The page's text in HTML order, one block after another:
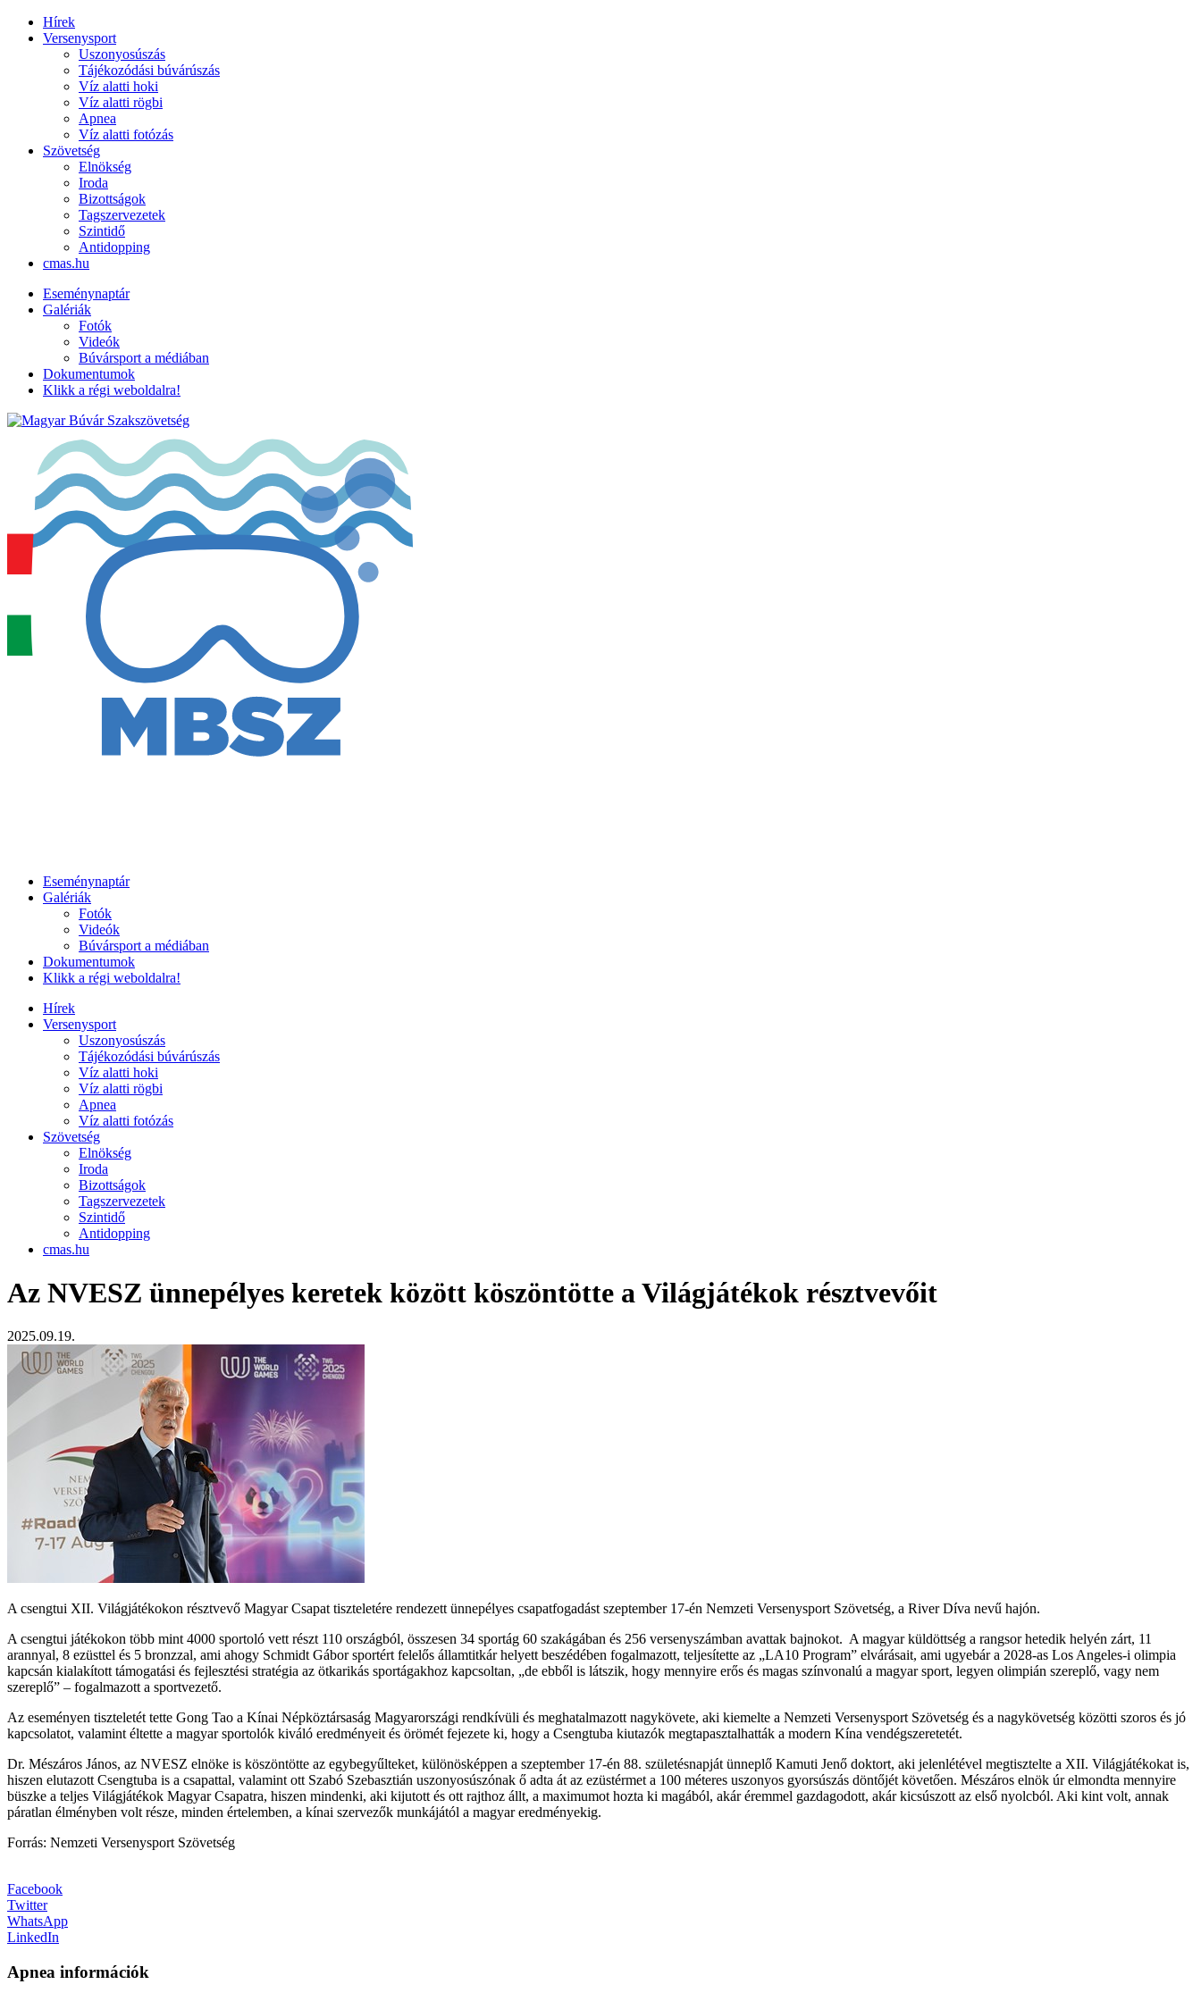
Hírek
Versenysport
Uszonyosúszás
Tájékozódási búvárúszás
Víz alatti hoki
Víz alatti rögbi
Apnea
Víz alatti fotózás
Szövetség
Elnökség
Iroda
Bizottságok
Tagszervezetek
Szintidő
Antidopping
cmas.hu
Eseménynaptár
Galériák
Fotók
Videók
Búvársport a médiában
Dokumentumok
Klikk a régi weboldalra!
Eseménynaptár
Galériák
Fotók
Videók
Búvársport a médiában
Dokumentumok
Klikk a régi weboldalra!
Hírek
Versenysport
Uszonyosúszás
Tájékozódási búvárúszás
Víz alatti hoki
Víz alatti rögbi
Apnea
Víz alatti fotózás
Szövetség
Elnökség
Iroda
Bizottságok
Tagszervezetek
Szintidő
Antidopping
cmas.hu
Az NVESZ ünnepélyes keretek között köszöntötte a Világjátékok résztvevőit
2025.09.19.
A csengtui XII. Világjátékokon résztvevő Magyar Csapat tiszteletére rendezett ünnepélyes csapatfogadást szeptember 17-én Nemzeti Versenysport Szövetség, a River Díva nevű hajón.
A csengtui játékokon több mint 4000 sportoló vett részt 110 országból, összesen 34 sportág 60 szakágában és 256 versenyszámban avattak bajnokot. A magyar küldöttség a rangsor hetedik helyén zárt, 11
arannyal, 8 ezüsttel és 5 bronzzal, ami ahogy Schmidt Gábor sportért felelős államtitkár helyett beszédében fogalmazott, teljesítette az „LA10 Program” elvárásait, ami ugyebár a 2028-as Los Angeles-i olimpia
kapcsán kialakított támogatási és fejlesztési stratégia az ötkarikás sportágakhoz kapcsoltan, „de ebből is látszik, hogy mennyire erős és magas színvonalú a magyar sport, legyen olimpián szereplő, vagy nem
szereplő” – fogalmazott a sportvezető.
Az eseményen tiszteletét tette Gong Tao a Kínai Népköztársaság Magyarországi rendkívüli és meghatalmazott nagykövete, aki kiemelte a Nemzeti Versenysport Szövetség és a nagykövetség közötti szoros és jó
kapcsolatot, valamint éltette a magyar sportolók kiváló eredményeit és örömét fejezete ki, hogy a Csengtuba kiutazók megtapasztalhatták a modern Kína vendégszeretetét.
Dr. Mészáros János, az NVESZ elnöke is köszöntötte az egybegyűlteket, különösképpen a szeptember 17-én 88. születésnapját ünneplő Kamuti Jenő doktort, aki jelenlétével megtisztelte a XII. Világjátékokat is,
hiszen elutazott Csengtuba is a csapattal, valamint ott Szabó Szebasztián uszonyosúszónak ő adta át az ezüstérmet a 100 méteres uszonyos gyorsúszás döntőjét követően. Mészáros elnök úr elmondta mennyire
büszke a teljes Világjátékok Magyar Csapatra, hiszen mindenki, aki kijutott és ott rajthoz állt, a maximumot hozta ki magából, akár éremmel gazdagodott, akár kicsúszott az első nyolcból. Aki kint volt, annak
páratlan élményben volt része, minden értelemben, a kínai szervezők munkájától a magyar eredményekig.
Forrás: Nemzeti Versenysport Szövetség
Facebook
Twitter
WhatsApp
LinkedIn
Apnea információk